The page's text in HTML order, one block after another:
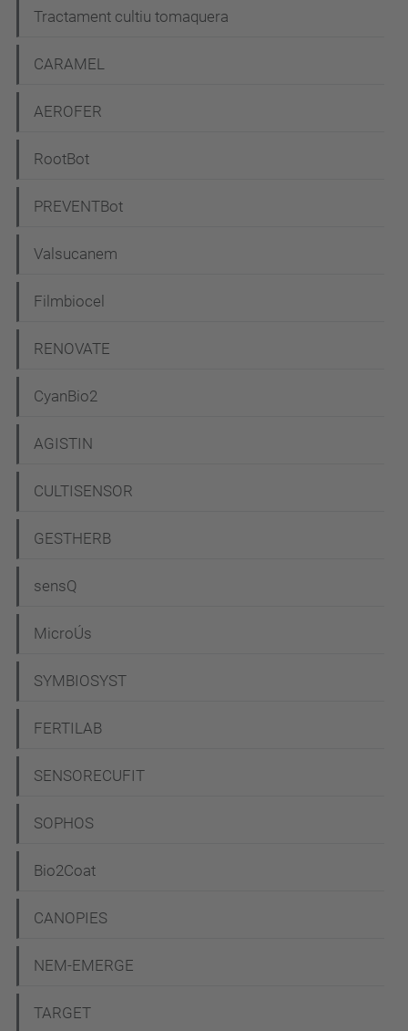
Tractament cultiu tomaquera
CARAMEL
AEROFER
RootBot
PREVENTBot
Valsucanem
Filmbiocel
RENOVATE
CyanBio2
AGISTIN
CULTISENSOR
GESTHERB
sensQ
MicroÚs
SYMBIOSYST
FERTILAB
SENSORECUFIT
SOPHOS
Bio2Coat
CANOPIES
NEM-EMERGE
TARGET